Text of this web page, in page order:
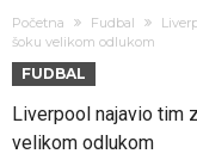
Atletika?!
Ovo se Novaku
Zverev se odmah
Infantino imao
novac od UEFA
Mourinho uvodi
Početna Fudbal
šoku velikom odlukom
FUDBAL
Liverpool najavio tim
velikom odlukom